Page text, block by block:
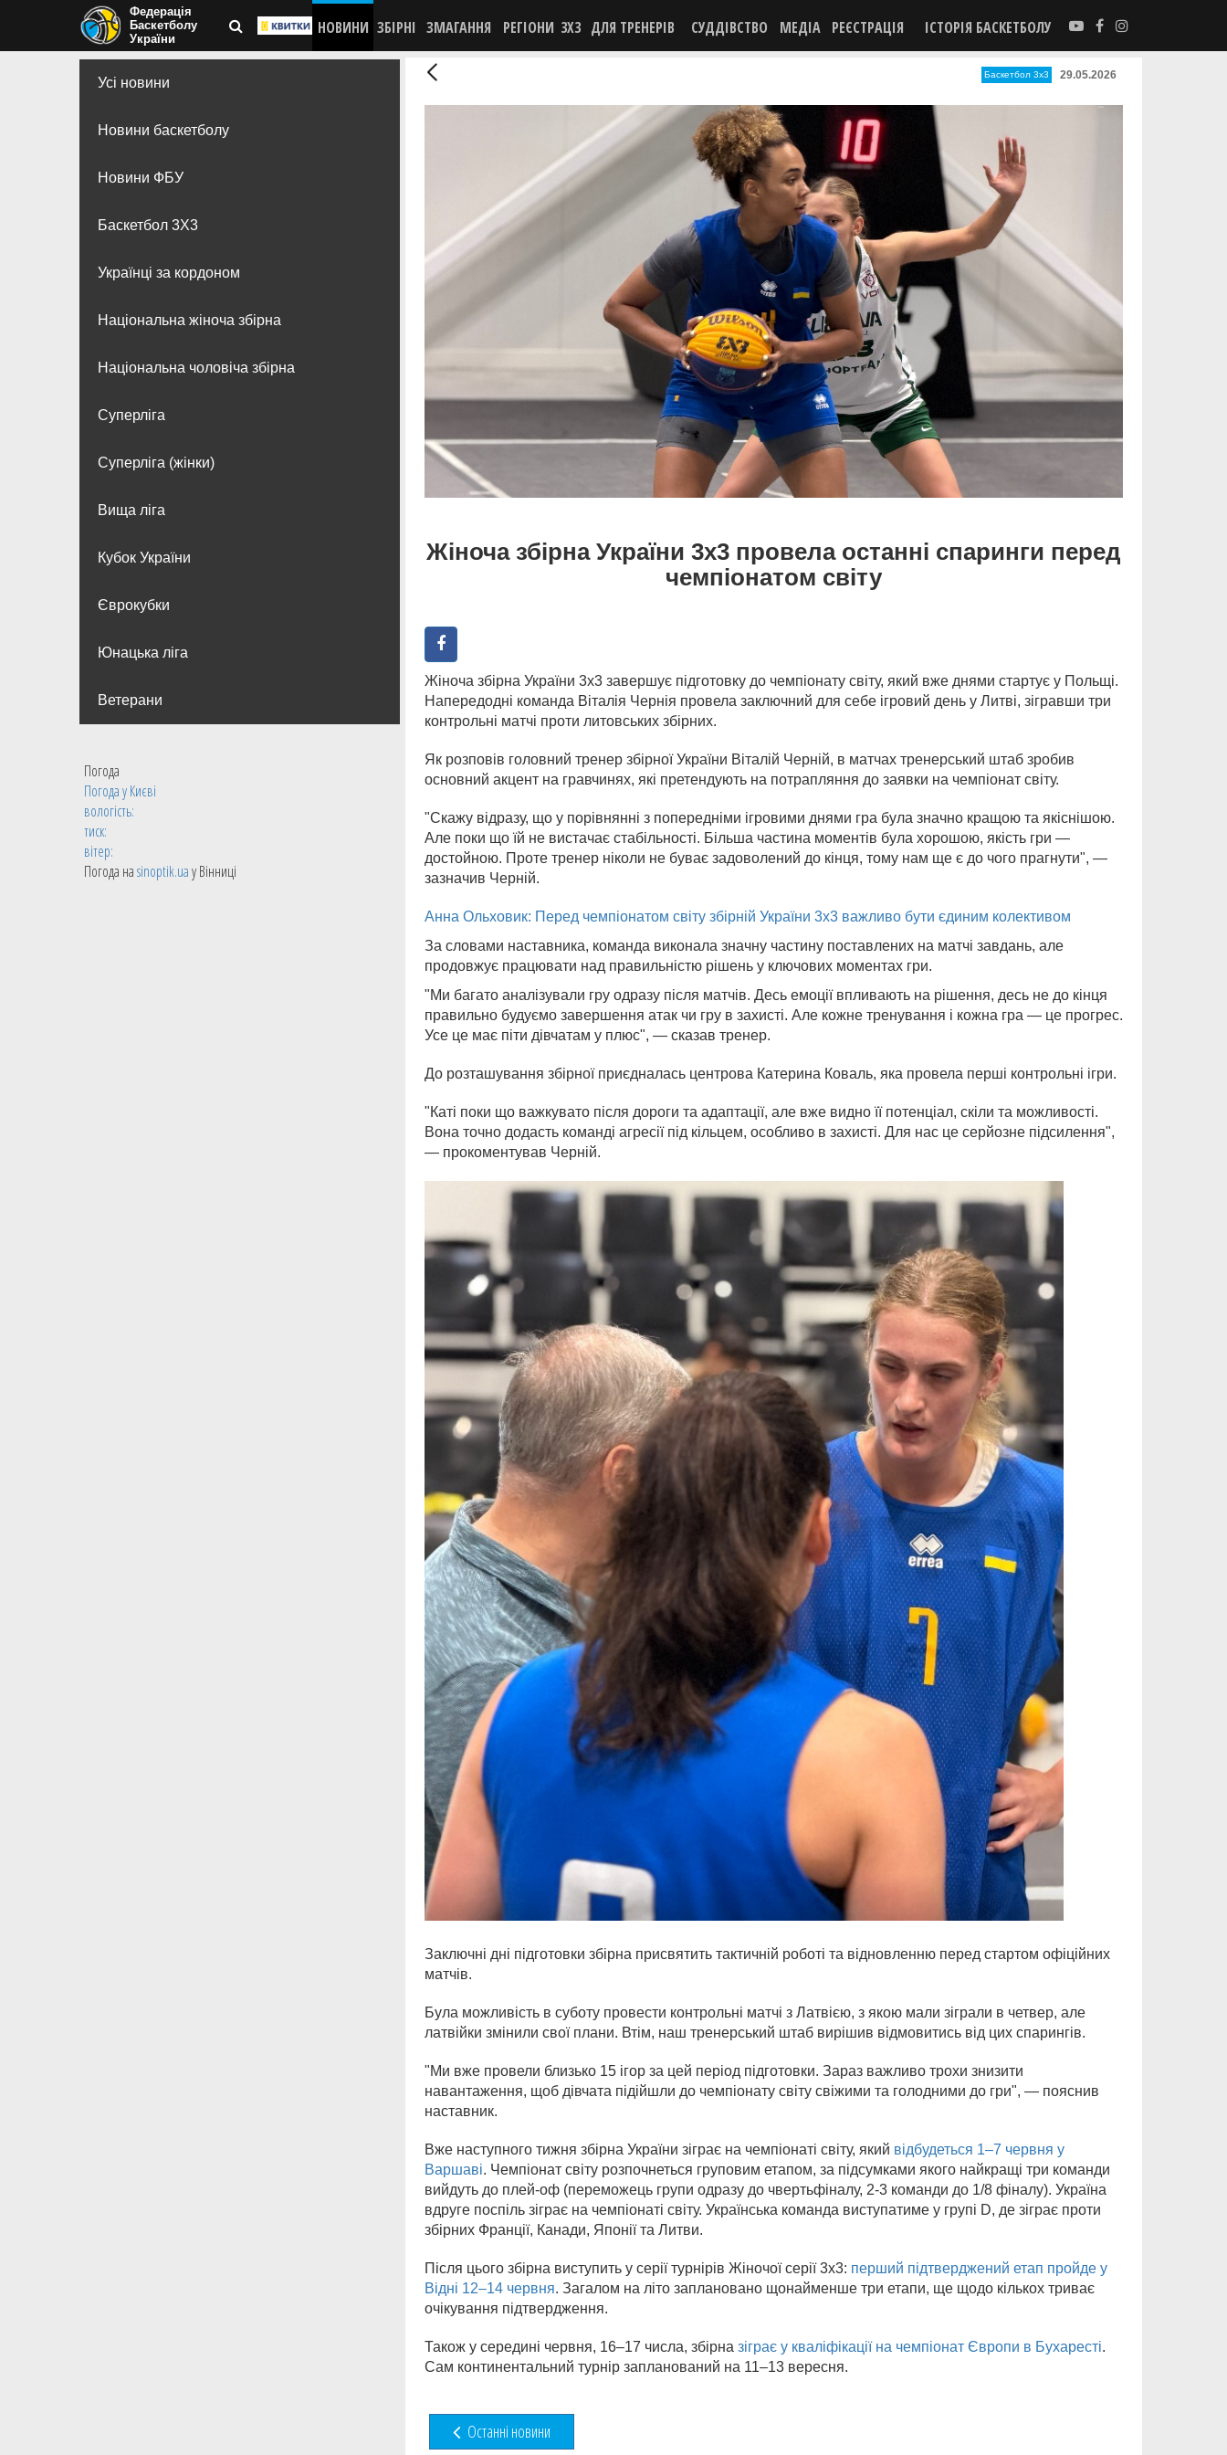
Федерація
Баскетболу
України
НОВИНИ ЗБІРНІ ЗМАГАННЯ РЕГІОНИ 3X3 ДЛЯ ТРЕНЕРІВ СУДДІВСТВО МЕДІА РЕЄСТРАЦІЯ ІСТОРІЯ БАСКЕТБОЛУ
Усі новини
Новини баскетболу
Новини ФБУ
Баскетбол 3Х3
Українці за кордоном
Національна жіноча збірна
Національна чоловіча збірна
Суперліга
Суперліга (жінки)
Вища лiга
Кубок України
Єврокубки
Юнацька ліга
Ветерани
Погода
Погода уКиєві
вологість:
тиск:
вітер:
Погода наsinoptik.uaу Вінниці
Баскетбол 3х3 29.05.2026
Жіноча збірна України 3х3 провела останні спаринги перед
чемпіонатом світу
Жіноча збірна України 3х3 завершує підготовку до чемпіонату світу, який вже днями стартує у Польщі.
Напередодні команда Віталія Чернія провела заключний для себе ігровий день у Литві, зігравши три
контрольні матчі проти литовських збірних.
Як розповів головний тренер збірної України Віталій Черній, в матчах тренерський штаб зробив
основний акцент на гравчинях, які претендують на потрапляння до заявки на чемпіонат світу.
"Скажу відразу, що у порівнянні з попередніми ігровими днями гра була значно кращою та якіснішою.
Але поки що їй не вистачає стабільності. Більша частина моментів була хорошою, якість гри —
достойною. Проте тренер ніколи не буває задоволений до кінця, тому нам ще є до чого прагнути", —
зазначив Черній.
Анна Ольховик: Перед чемпіонатом світу збірній України 3х3 важливо бути єдиним колективом
За словами наставника, команда виконала значну частину поставлених на матчі завдань, але
продовжує працювати над правильністю рішень у ключових моментах гри.
"Ми багато аналізували гру одразу після матчів. Десь емоції впливають на рішення, десь не до кінця
правильно будуємо завершення атак чи гру в захисті. Але кожне тренування і кожна гра — це прогрес.
Усе це має піти дівчатам у плюс", — сказав тренер.
До розташування збірної приєдналась центрова Катерина Коваль, яка провела перші контрольні ігри.
"Каті поки що важкувато після дороги та адаптації, але вже видно її потенціал, скіли та можливості.
Вона точно додасть команді агресії під кільцем, особливо в захисті. Для нас це серйозне підсилення",
— прокоментував Черній.
Заключні дні підготовки збірна присвятить тактичній роботі та відновленню перед стартом офіційних
матчів.
Була можливість в суботу провести контрольні матчі з Латвією, з якою мали зіграли в четвер, але
латвійки змінили свої плани. Втім, наш тренерський штаб вирішив відмовитись від цих спарингів.
"Ми вже провели близько 15 ігор за цей період підготовки. Зараз важливо трохи знизити
навантаження, щоб дівчата підійшли до чемпіонату світу свіжими та голодними до гри", — пояснив
наставник.
Вже наступного тижня збірна України зіграє на чемпіонаті світу, який відбудеться 1–7 червня у
Варшаві. Чемпіонат світу розпочнеться груповим етапом, за підсумками якого найкращі три команди
вийдуть до плей-оф (переможець групи одразу до чвертьфіналу, 2-3 команди до 1/8 фіналу). Україна
вдруге поспіль зіграє на чемпіонаті світу. Українська команда виступатиме у групі D, де зіграє проти
збірних Франції, Канади, Японії та Литви.
Після цього збірна виступить у серії турнірів Жіночої серії 3х3: перший підтверджений етап пройде у
Відні 12–14 червня. Загалом на літо заплановано щонайменше три етапи, ще щодо кількох триває
очікування підтвердження.
Також у середині червня, 16–17 числа, збірна зіграє у кваліфікації на чемпіонат Європи в Бухаресті.
Сам континентальний турнір запланований на 11–13 вересня.
Останні новини